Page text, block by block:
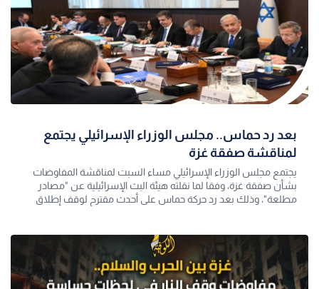
بعد رد حماس.. مجلس الوزراء الإسرائيلي يجتمع
لمناقشة صفقة غزة
يجتمع مجلس الوزراء الإسرائيلي مساء السبت لمناقشة المفاوضات
بشأن صفقة غزة، وفقا لما نقلته هيئة البث الإسرائيلية عن "مصادر
مطلعة"، وذلك بعد رد حركة حماس على أحدث مقترح لوقف إطلاق